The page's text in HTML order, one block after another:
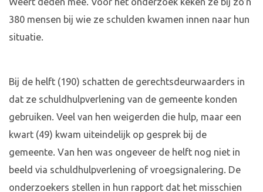
380 mensen bij wie ze schulden kwamen innen naar hun
situatie.
Bij de helft (190) schatten de gerechtsdeurwaarders in
dat ze schuldhulpverlening van de gemeente konden
gebruiken. Veel van hen weigerden die hulp, maar een
kwart (49) kwam uiteindelijk op gesprek bij de
gemeente. Van hen was ongeveer de helft nog niet in
beeld via schuldhulpverlening of vroegsignalering. De
onderzoekers stellen in hun rapport dat het misschien